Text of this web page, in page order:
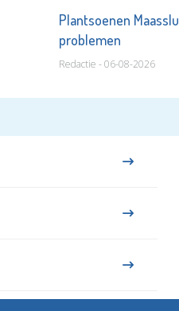
Plantsoenen
problemen
Redactie - 06-08-2026